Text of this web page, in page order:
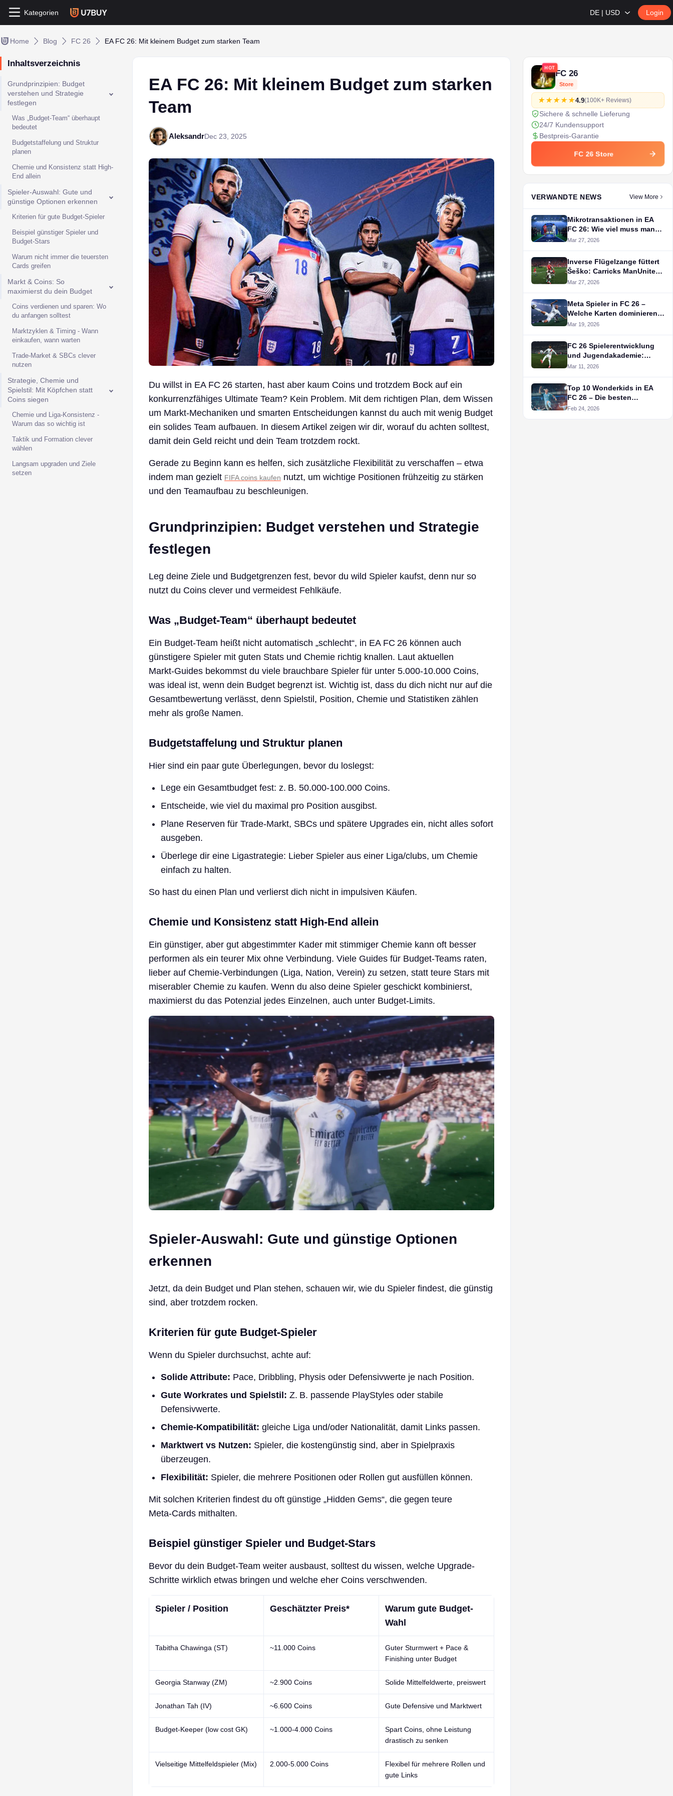
Kategorien DE | USD Login
Home Blog FC 26 EA FC 26: Mit kleinem Budget zum starken Team
Inhaltsverzeichnis
Grundprinzipien: Budget
verstehen und Strategie
festlegen
Was „Budget-Team“ überhaupt
bedeutet
Budgetstaffelung und Struktur
planen
Chemie und Konsistenz statt High-
End allein
Spieler-Auswahl: Gute und
günstige Optionen erkennen
Kriterien für gute Budget-Spieler
Beispiel günstiger Spieler und
Budget-Stars
Warum nicht immer die teuersten
Cards greifen
Markt & Coins: So
maximierst du dein Budget
Coins verdienen und sparen: Wo
du anfangen solltest
Markt­zyklen & Timing - Wann
einkaufen, wann warten
Trade-Market & SBCs clever
nutzen
Strategie, Chemie und
Spielstil: Mit Köpfchen statt
Coins siegen
Chemie und Liga‑Konsistenz -
Warum das so wichtig ist
Taktik und Formation clever
wählen
Langsam upgraden und Ziele
setzen
EA FC 26: Mit kleinem Budget zum starken
Team
AleksandrDec 23, 2025
Du willst in EA FC 26 starten, hast aber kaum Coins und trotzdem Bock auf ein
konkurrenzfähiges Ultimate Team? Kein Problem. Mit dem richtigen Plan, dem Wissen
um Markt‑Mechaniken und smarten Entscheidungen kannst du auch mit wenig Budget
ein solides Team aufbauen. In diesem Artikel zeigen wir dir, worauf du achten solltest,
damit dein Geld reicht und dein Team trotzdem rockt.
Gerade zu Beginn kann es helfen, sich zusätzliche Flexibilität zu verschaffen – etwa
indem man gezielt FIFA coins kaufen nutzt, um wichtige Positionen frühzeitig zu stärken
und den Teamaufbau zu beschleunigen.
Grundprinzipien: Budget verstehen und Strategie
festlegen
Leg deine Ziele und Budgetgrenzen fest, bevor du wild Spieler kaufst, denn nur so
nutzt du Coins clever und vermeidest Fehlkäufe.
Was „Budget-Team“ überhaupt bedeutet
Ein Budget-Team heißt nicht automatisch „schlecht“, in EA FC 26 können auch
günstigere Spieler mit guten Stats und Chemie richtig knallen. Laut aktuellen
Markt‑Guides bekommst du viele brauchbare Spieler für unter 5.000-10.000 Coins,
was ideal ist, wenn dein Budget begrenzt ist. Wichtig ist, dass du dich nicht nur auf die
Gesamtbewertung verlässt, denn Spielstil, Position, Chemie und Statistiken zählen
mehr als große Namen.
Budgetstaffelung und Struktur planen
Hier sind ein paar gute Überlegungen, bevor du loslegst:
Lege ein Gesamtbudget fest: z. B. 50.000-100.000 Coins.
Entscheide, wie viel du maximal pro Position ausgibst.
Plane Reserven für Trade‑Markt, SBCs und spätere Upgrades ein, nicht alles sofort
ausgeben.
Überlege dir eine Ligastrategie: Lieber Spieler aus einer Liga/clubs, um Chemie
einfach zu halten.
So hast du einen Plan und verlierst dich nicht in impulsiven Käufen.
Chemie und Konsistenz statt High-End allein
Ein günstiger, aber gut abgestimmter Kader mit stimmiger Chemie kann oft besser
performen als ein teurer Mix ohne Verbindung. Viele Guides für Budget‑Teams raten,
lieber auf Chemie-Verbindungen (Liga, Nation, Verein) zu setzen, statt teure Stars mit
miserabler Chemie zu kaufen. Wenn du also deine Spieler geschickt kombinierst,
maximierst du das Potenzial jedes Einzelnen, auch unter Budget‑Limits.
Spieler-Auswahl: Gute und günstige Optionen
erkennen
Jetzt, da dein Budget und Plan stehen, schauen wir, wie du Spieler findest, die günstig
sind, aber trotzdem rocken.
Kriterien für gute Budget-Spieler
Wenn du Spieler durchsuchst, achte auf:
Solide Attribute: Pace, Dribbling, Physis oder Defensivwerte je nach Position.
Gute Workrates und Spielstil: Z. B. passende PlayStyles oder stabile
Defensivwerte.
Chemie‑Kompatibilität: gleiche Liga und/oder Nationalität, damit Links passen.
Marktwert vs Nutzen: Spieler, die kostengünstig sind, aber in Spielpraxis
überzeugen.
Flexibilität: Spieler, die mehrere Positionen oder Rollen gut ausfüllen können.
Mit solchen Kriterien findest du oft günstige „Hidden Gems“, die gegen teure
Meta‑Cards mithalten.
Beispiel günstiger Spieler und Budget-Stars
Bevor du dein Budget-Team weiter ausbaust, solltest du wissen, welche Upgrade-
Schritte wirklich etwas bringen und welche eher Coins verschwenden.
Spieler / Position Geschätzter Preis*
Warum gute Budget-
Wahl
Tabitha Chawinga (ST) ~11.000 Coins
Guter Sturmwert + Pace &
Finishing unter Budget
Georgia Stanway (ZM) ~2.900 Coins Solide Mittelfeldwerte, preiswert
Jonathan Tah (IV) ~6.600 Coins Gute Defensive und Marktwert
Budget‑Keeper (low cost GK) ~1.000-4.000 Coins
Spart Coins, ohne Leistung
drastisch zu senken
Vielseitige Mittelfeldspieler (Mix) 2.000-5.000 Coins
Flexibel für mehrere Rollen und
gute Links
HOT
FC 26
Store
4.9(100K+ Reviews)
Sichere & schnelle Lieferung
24/7 Kundensupport
Bestpreis-Garantie
FC 26 Store
VERWANDTE NEWS View More
Mikrotransaktionen in EA
FC 26: Wie viel muss man
wirklich zahlen?
Mar 27, 2026
Inverse Flügelzange füttert
Šeško: Carricks ManUnited
in FC 26
Mar 27, 2026
Meta Spieler in FC 26 –
Welche Karten dominieren
das Spiel?
Mar 19, 2026
FC 26 Spielerentwicklung
und Jugendakademie:
Tipps für langfristigen
Mar 11, 2026
Top 10 Wonderkids in EA
FC 26 – Die besten
Youngstars für deinen
Feb 24, 2026